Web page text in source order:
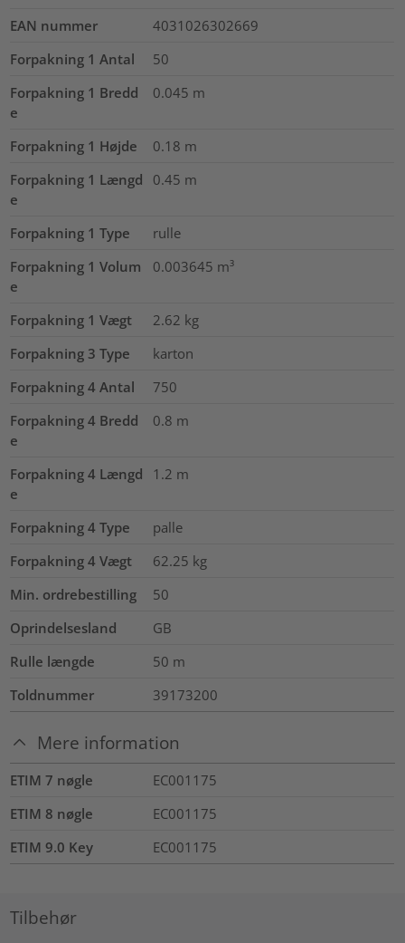
EAN nummer
4031026302669
Forpakning 1 Antal
50
Forpakning 1 Bredd
e
0.045 m
Forpakning 1 Højde 0.18 m
Forpakning 1 Længd
e
0.45 m
Forpakning 1 Type
rulle
Forpakning 1 Volum
e
0.003645 m³
Forpakning 1 Vægt 2.62 kg
Forpakning 3 Type
karton
Forpakning 4 Antal
750
Forpakning 4 Bredd
e
0.8 m
Forpakning 4 Længd
e
1.2 m
Forpakning 4 Type
palle
Forpakning 4 Vægt
62.25 kg
Min. ordrebestilling
50
Oprindelsesland
GB
Rulle længde
50 m
Toldnummer
39173200
Mere information
ETIM 7 nøgle
EC001175
ETIM 8 nøgle
EC001175
ETIM 9.0 Key
EC001175
Tilbehør